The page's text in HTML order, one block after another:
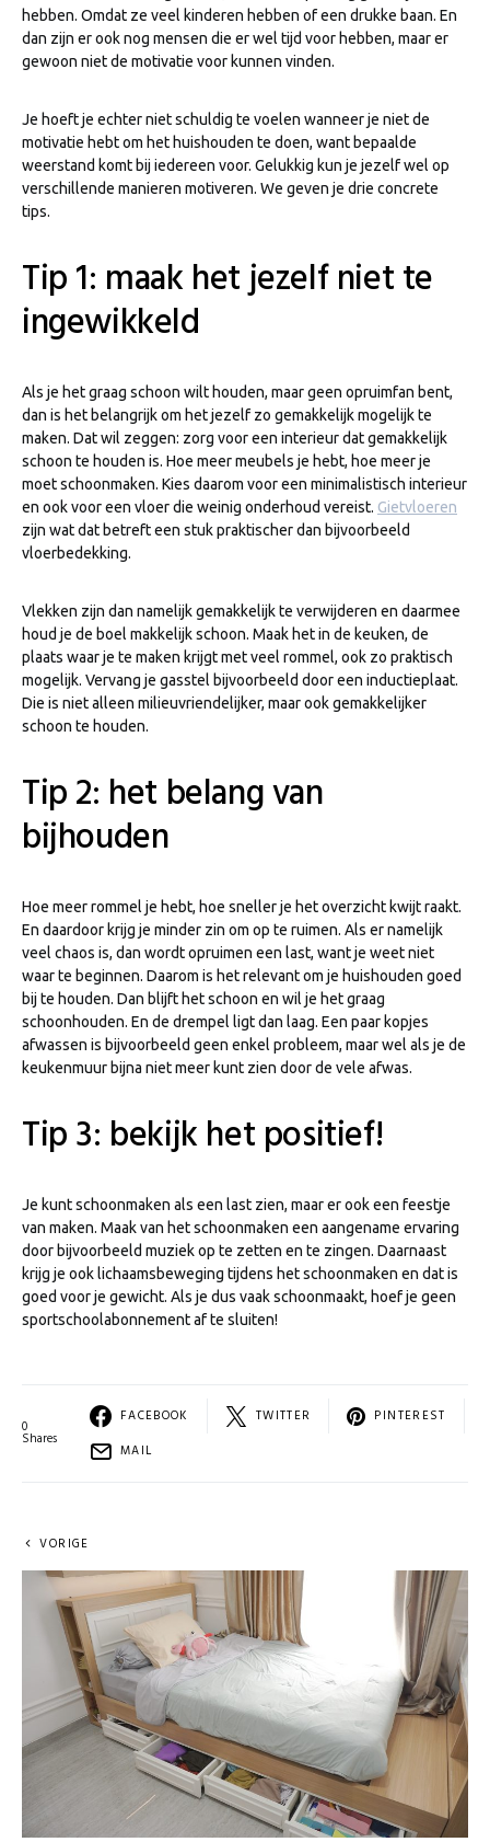
hebben. Omdat ze veel kinderen hebben of een drukke baan. En
dan zijn er ook nog mensen die er wel tijd voor hebben, maar er
gewoon niet de motivatie voor kunnen vinden.
Je hoeft je echter niet schuldig te voelen wanneer je niet de
motivatie hebt om het huishouden te doen, want bepaalde
weerstand komt bij iedereen voor. Gelukkig kun je jezelf wel op
verschillende manieren motiveren. We geven je drie concrete
tips.
Tip 1: maak het jezelf niet te
ingewikkeld
Als je het graag schoon wilt houden, maar geen opruimfan bent,
dan is het belangrijk om het jezelf zo gemakkelijk mogelijk te
maken. Dat wil zeggen: zorg voor een interieur dat gemakkelijk
schoon te houden is. Hoe meer meubels je hebt, hoe meer je
moet schoonmaken. Kies daarom voor een minimalistisch interieur
en ook voor een vloer die weinig onderhoud vereist. Gietvloeren
zijn wat dat betreft een stuk praktischer dan bijvoorbeeld
vloerbedekking.
Vlekken zijn dan namelijk gemakkelijk te verwijderen en daarmee
houd je de boel makkelijk schoon. Maak het in de keuken, de
plaats waar je te maken krijgt met veel rommel, ook zo praktisch
mogelijk. Vervang je gasstel bijvoorbeeld door een inductieplaat.
Die is niet alleen milieuvriendelijker, maar ook gemakkelijker
schoon te houden.
Tip 2: het belang van
bijhouden
Hoe meer rommel je hebt, hoe sneller je het overzicht kwijt raakt.
En daardoor krijg je minder zin om op te ruimen. Als er namelijk
veel chaos is, dan wordt opruimen een last, want je weet niet
waar te beginnen. Daarom is het relevant om je huishouden goed
bij te houden. Dan blijft het schoon en wil je het graag
schoonhouden. En de drempel ligt dan laag. Een paar kopjes
afwassen is bijvoorbeeld geen enkel probleem, maar wel als je de
keukenmuur bijna niet meer kunt zien door de vele afwas.
Tip 3: bekijk het positief!
Je kunt schoonmaken als een last zien, maar er ook een feestje
van maken. Maak van het schoonmaken een aangename ervaring
door bijvoorbeeld muziek op te zetten en te zingen. Daarnaast
krijg je ook lichaamsbeweging tijdens het schoonmaken en dat is
goed voor je gewicht. Als je dus vaak schoonmaakt, hoef je geen
sportschoolabonnement af te sluiten!
0
Shares
FACEBOOK TWITTER
PINTEREST
MAIL
VORIGE